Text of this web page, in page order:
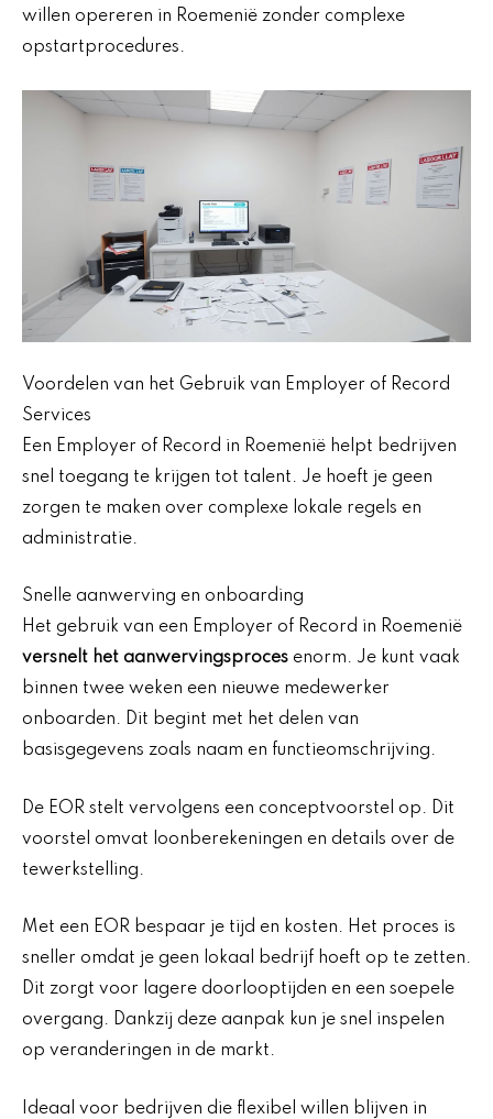
willen opereren in Roemenië zonder complexe
opstartprocedures.
Voordelen van het Gebruik van Employer of Record
Services
Een Employer of Record in Roemenië helpt bedrijven
snel toegang te krijgen tot talent. Je hoeft je geen
zorgen te maken over complexe lokale regels en
administratie.
Snelle aanwerving en onboarding
Het gebruik van een Employer of Record in Roemenië
versnelt het aanwervingsproces enorm. Je kunt vaak
binnen twee weken een nieuwe medewerker
onboarden. Dit begint met het delen van
basisgegevens zoals naam en functieomschrijving.
De EOR stelt vervolgens een conceptvoorstel op. Dit
voorstel omvat loonberekeningen en details over de
tewerkstelling.
Met een EOR bespaar je tijd en kosten. Het proces is
sneller omdat je geen lokaal bedrijf hoeft op te zetten.
Dit zorgt voor lagere doorlooptijden en een soepele
overgang. Dankzij deze aanpak kun je snel inspelen
op veranderingen in de markt.
Ideaal voor bedrijven die flexibel willen blijven in